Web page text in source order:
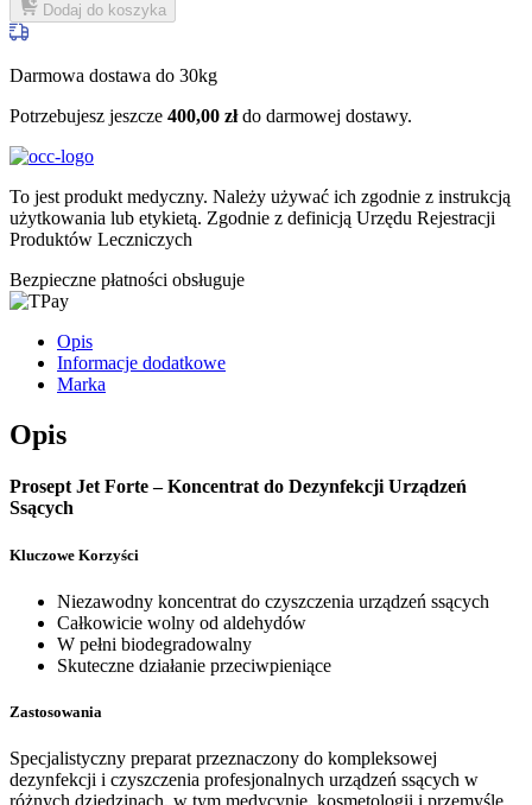
Dodaj do koszyka
Darmowa dostawa do 30kg
Potrzebujesz jeszcze 400,00 złdo darmowej dostawy.
To jest produkt medyczny. Należy używać ich zgodnie z instrukcją
użytkowania lub etykietą. Zgodnie z definicją Urzędu Rejestracji
Produktów Leczniczych
Bezpieczne płatności obsługuje
Opis
Informacje dodatkowe
Marka
Opis
Prosept Jet Forte – Koncentrat do Dezynfekcji Urządzeń
Ssących
Kluczowe Korzyści
Niezawodny koncentrat do czyszczenia urządzeń ssących
Całkowicie wolny od aldehydów
W pełni biodegradowalny
Skuteczne działanie przeciwpieniące
Zastosowania
Specjalistyczny preparat przeznaczony do kompleksowej
dezynfekcji i czyszczenia profesjonalnych urządzeń ssących w
różnych dziedzinach, w tym medycynie, kosmetologii i przemyśle